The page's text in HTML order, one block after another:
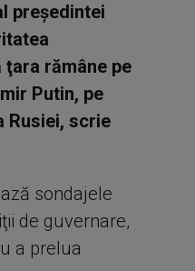
preşedintei
rămâne pe
Putin, pe
Rusiei, scrie
sondajele
de guvernare,
a prelua